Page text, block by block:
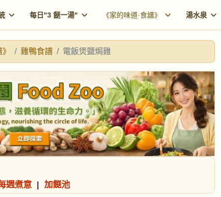
每日"3 餸一湯" 《家的味道·食譜》 湯水泉
雞鴨食譜 電飯煲鹽焗雞
週煮意 | 加餸池